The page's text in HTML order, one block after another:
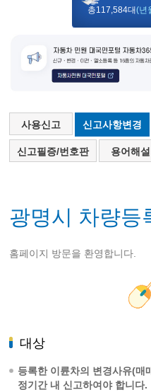
총117,584대(년
사용신고 신고사항변경
신고필증/번호판 용어해설
광명시 차량등
홈페이지 방문을 환영합니다.
대상
등록한 이륜차의 변경사유(매
정기간 내 신고하여야 합니다.